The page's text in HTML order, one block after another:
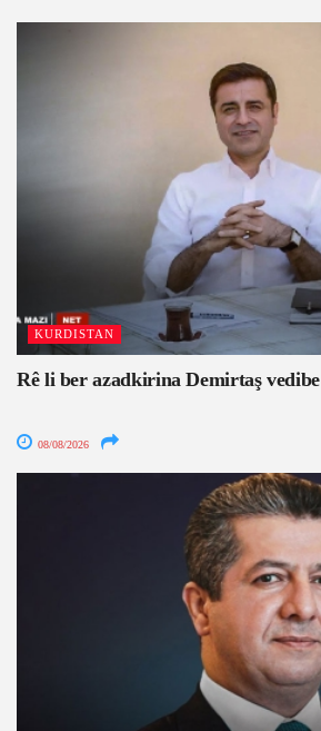
KURDISTAN
Rê li ber azadkirina Demirtaş vedibe
08/08/2026